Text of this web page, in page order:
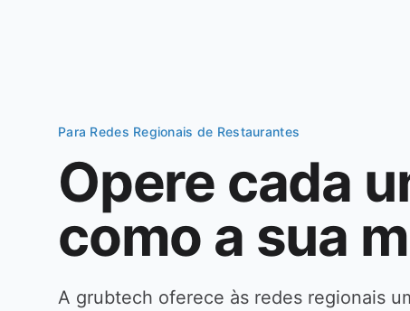
Para Redes Regionais de Restaurantes
Opere cada
como a sua
A grubtech oferece às redes regionais